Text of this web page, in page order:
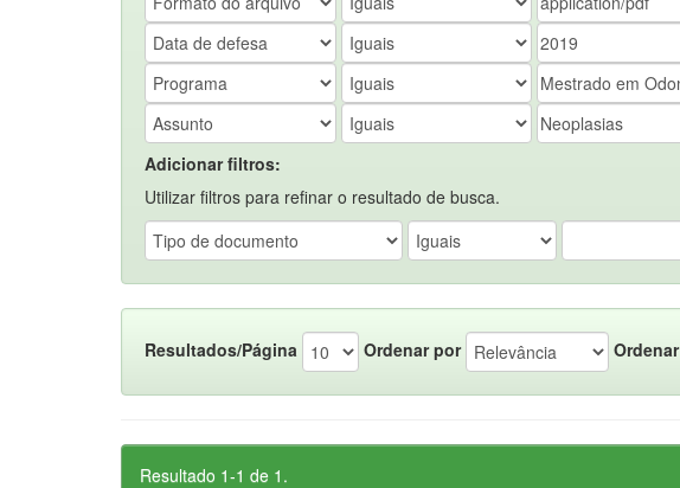
Adicionar filtros:
Utilizar filtros para refinar o resultado de busca.
Resultados/Página Ordenar por Ordenar
Resultado 1-1 de 1.